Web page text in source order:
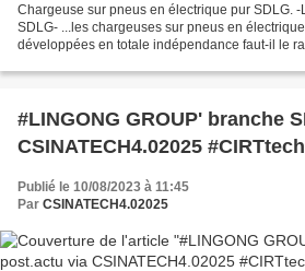
Chargeuse sur pneus en électrique pur SDLG. -
SDLG- ...les chargeuses sur pneus en
développées en totale indépendance faut-il le
#LINGONG GROUP' branche
CSINATECH4.02025
Publié le 10/08/2023 à 11:45
Par CSINATECH4.02025